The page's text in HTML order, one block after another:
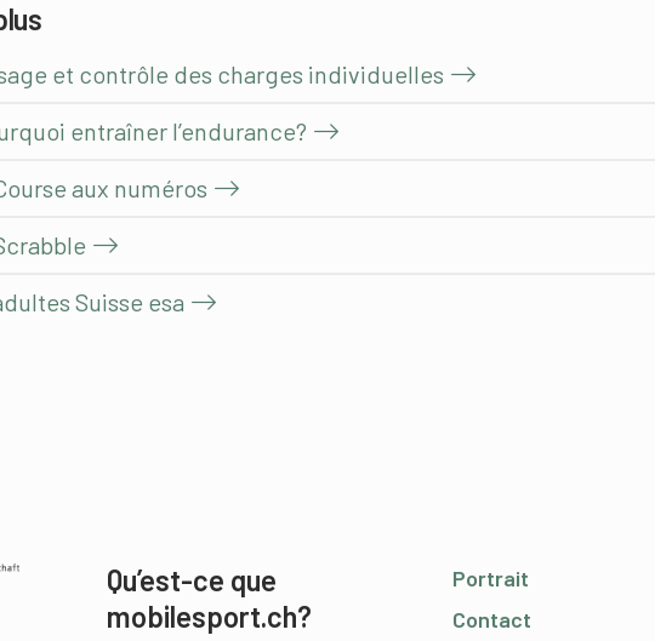
et contrôle des charges individuelles
entraîner l’endurance?
aux numéros
Suisse esa
Qu’est-ce que
mobilesport.ch?
Portrait
Contact